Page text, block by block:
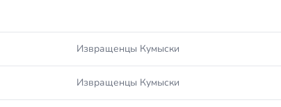
Извращенцы Кумыски
Извращенцы Кумыски